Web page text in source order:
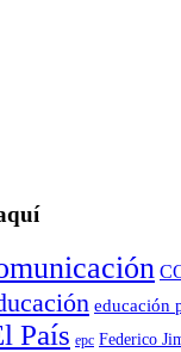
educación
País epc Federico